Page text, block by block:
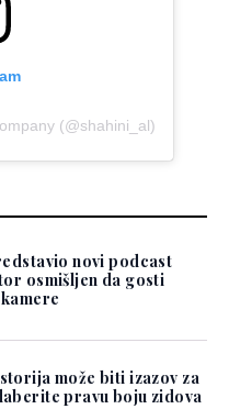
(@shahini_al)
novi podcast
osmišljen da gosti
može biti izazov za
pravu boju zidova